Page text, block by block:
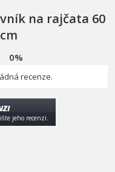
na rajčata 60
0%
recenze.
jeho recenzi.